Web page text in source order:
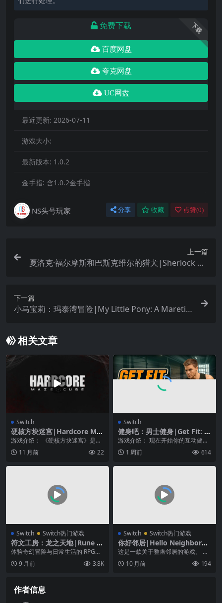
下载
免费下载
百度网盘
夸克网盘
UC网盘
最近更新: 2026-07-11
游戏大小:
最新版本: 1.0.2
金手指: 含1.0.2金手指
NS头号玩家 分享 收藏 点赞(0)
上一篇
夏洛克·福尔摩斯和巴斯克维尔的猎犬|Sherlock Ho
下一篇
小马宝莉：玛泰湾冒险|My Little Pony: A Maretim
相关文章
Switch
硬核方块迷宫|Hardcore Maz
e Cube
游戏介绍： 《硬核方块迷宫》是一
款很有挑战性的解密游戏。在这个
游戏中，您最宝贵的...
11 月前 22
Switch
健身吧：男士健身|Get Fit: M
en’s Fitness中文
游戏介绍： 现在开始你的互动健身
之旅。 把健身变成有趣、充满动力
且互动的体验。 ...
1 周前 614
Switch Switch热门游戏
符文工房：龙之天地|Rune F
actory: Guardians of Azum
a中文
体验奇幻冒险与日常生活的 RPG
《符文工房》系列最新作。本作将
以东方国度“东国”...
9 月前 3.8K
Switch Switch热门游戏
你好邻居|Hello Neighbor中
文
这是一款关于整蛊邻居的游戏。 游
戏中，玩家是一名小镇居民，你的
对面住着一个表面上...
10 月前 194
作者信息